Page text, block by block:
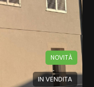
IN VENDITA
NOVITÀ